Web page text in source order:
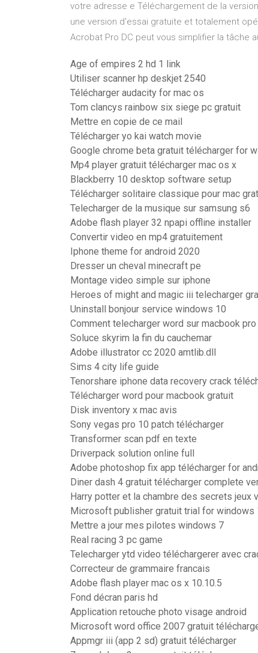
votre adresse e Téléchargement de la
une version d'essai gratuite et totalement
Acrobat Pro DC peut vous simplifier la tâche
Age of empires 2 hd 1 link
Utiliser scanner hp deskjet 2540
Télécharger audacity for mac os
Tom clancys rainbow six siege pc gratuit
Mettre en copie de ce mail
Télécharger yo kai watch movie
Google chrome beta gratuit télécharger for
Mp4 player gratuit télécharger mac os x
Blackberry 10 desktop software setup
Télécharger solitaire classique pour mac
Telecharger de la musique sur samsung s6
Adobe flash player 32 npapi offline installer
Convertir video en mp4 gratuitement
Iphone theme for android 2020
Dresser un cheval minecraft pe
Montage video simple sur iphone
Heroes of might and magic iii telecharger
Uninstall bonjour service windows 10
Comment telecharger word sur macbook pro
Soluce skyrim la fin du cauchemar
Adobe illustrator cc 2020 amtlib.dll
Sims 4 city life guide
Tenorshare iphone data recovery crack
Télécharger word pour macbook gratuit
Disk inventory x mac avis
Sony vegas pro 10 patch télécharger
Transformer scan pdf en texte
Driverpack solution online full
Adobe photoshop fix app télécharger for
Diner dash 4 gratuit télécharger complete
Harry potter et la chambre des secrets jeux
Microsoft publisher gratuit trial for windows
Mettre a jour mes pilotes windows 7
Real racing 3 pc game
Telecharger ytd video téléchargerer avec
Correcteur de grammaire francais
Adobe flash player mac os x 10.10.5
Fond décran paris hd
Application retouche photo visage android
Microsoft word office 2007 gratuit
Appmgr iii (app 2 sd) gratuit télécharger